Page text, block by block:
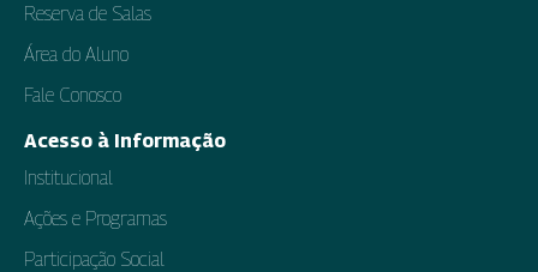
Reserva de Salas
Área do Aluno
Fale Conosco
Acesso à Informação
Institucional
Ações e Programas
Participação Social